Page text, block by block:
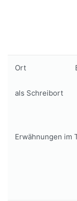
Ort
als Schreibort
Erwähnungen im